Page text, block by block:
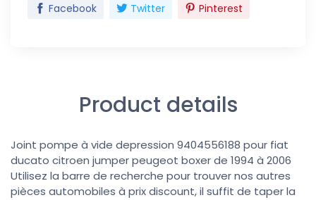
Facebook Twitter Pinterest
Product details
Joint pompe à vide depression 9404556188 pour fiat
ducato citroen jumper peugeot boxer de 1994 à 2006
Utilisez la barre de recherche pour trouver nos autres
pièces automobiles à prix discount, il suffit de taper la